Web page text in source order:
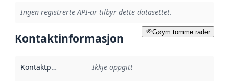
Ingen registrerte API-ar tilbyr dette datasettet.
Gøym tomme rader
Kontaktinformasjon
Kontaktpunkt Ikkje oppgitt